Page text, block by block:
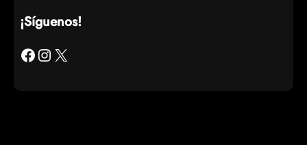
¡Síguenos!
Facebook Instagram X